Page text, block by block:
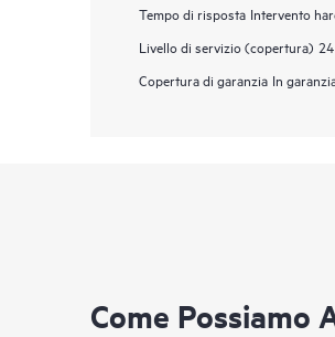
Tempo di risposta Intervento
Livello di servizio (copertura)
Copertura di garanzia In
Come Possiamo